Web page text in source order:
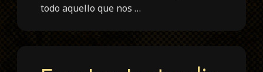
todo aquello que nos …